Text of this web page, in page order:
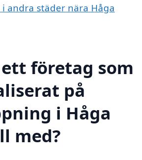
andra städer nära Håga
företag som
på
i Håga
med?